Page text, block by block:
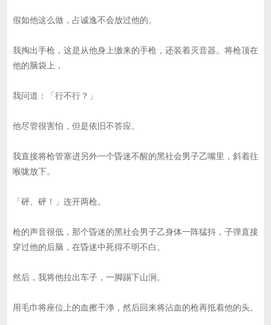
假如他这么做，占诚逸不会放过他的。
我掏出手枪，这是从他身上缴来的手枪，还装着灭音器。将枪顶在
他的脑袋上，
我问道：「行不行？」
他尽管很害怕，但是依旧不答应。
我直接将枪管塞进另外一个昏迷不醒的黑社会男子乙嘴里，斜着往
喉咙放下。
「砰、砰！」连开两枪。
枪的声音很低，那个昏迷的黑社会男子乙身体一阵猛抖，子弹直接
穿过他的后脑，在昏迷中死得不明不白。
然后，我将他拉出车子，一脚踢下山涧。
用毛巾将座位上的血擦干净，然后回来将沾血的枪再抵着他的头。